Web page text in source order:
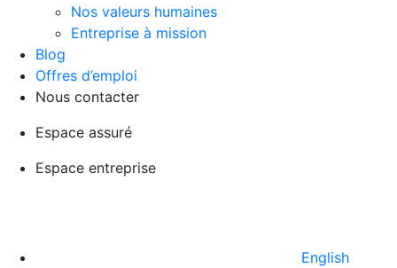
Nos valeurs humaines
Entreprise à mission
Blog
Offres d’emploi
Nous contacter
Espace assuré
Espace entreprise
English